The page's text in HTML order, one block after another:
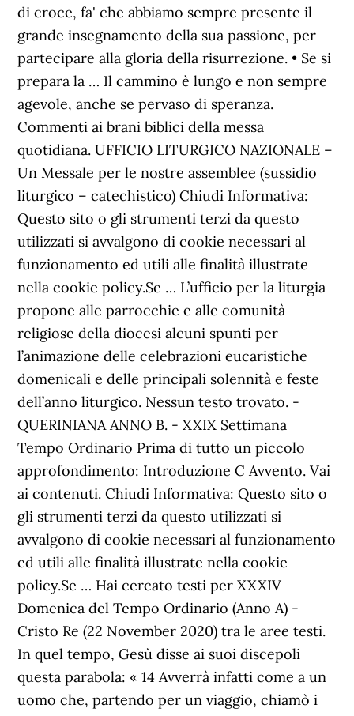
di croce, fa' che abbiamo sempre presente il
grande insegnamento della sua passione, per
partecipare alla gloria della risurrezione. • Se si
prepara la … Il cammino è lungo e non sempre
agevole, anche se pervaso di speranza.
Commenti ai brani biblici della messa
quotidiana. UFFICIO LITURGICO NAZIONALE –
Un Messale per le nostre assemblee (sussidio
liturgico – catechistico) Chiudi Informativa:
Questo sito o gli strumenti terzi da questo
utilizzati si avvalgono di cookie necessari al
funzionamento ed utili alle finalità illustrate
nella cookie policy.Se … L’ufficio per la liturgia
propone alle parrocchie e alle comunità
religiose della diocesi alcuni spunti per
l’animazione delle celebrazioni eucaristiche
domenicali e delle principali solennità e feste
dell’anno liturgico. Nessun testo trovato. -
QUERINIANA ANNO B. - XXIX Settimana
Tempo Ordinario Prima di tutto un piccolo
approfondimento: Introduzione C Avvento. Vai
ai contenuti. Chiudi Informativa: Questo sito o
gli strumenti terzi da questo utilizzati si
avvalgono di cookie necessari al funzionamento
ed utili alle finalità illustrate nella cookie
policy.Se … Hai cercato testi per XXXIV
Domenica del Tempo Ordinario (Anno A) -
Cristo Re (22 November 2020) tra le aree testi.
In quel tempo, Gesù disse ai suoi discepoli
questa parabola: « 14 Avverrà infatti come a un
uomo che, partendo per un viaggio, chiamò i